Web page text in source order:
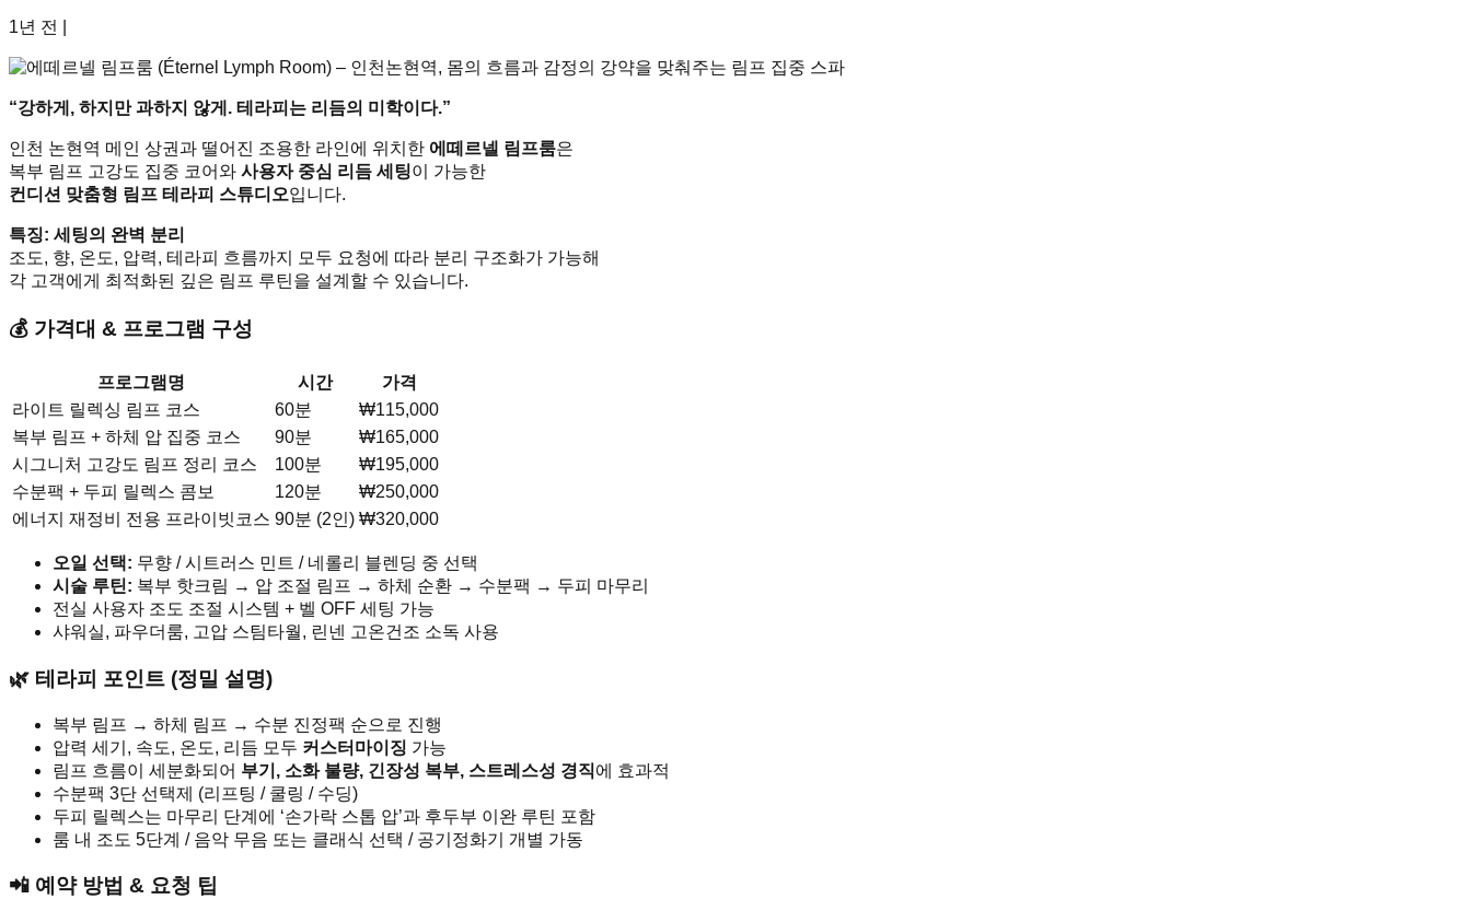
1년 전
“강하게, 하지만 과하지 않게. 테라피는 리듬의 미학이다.”
인천 논현역 메인 상권과 떨어진 조용한 라인에 위치한 에떼르넬 림프룸은
복부 림프 고강도 집중 코어와 사용자 중심 리듬 세팅이 가능한
컨디션 맞춤형 림프 테라피 스튜디오입니다.
특징: 세팅의 완벽 분리
조도, 향, 온도, 압력, 테라피 흐름까지 모두 요청에 따라 분리 구조화가 가능해
각 고객에게 최적화된 깊은 림프 루틴을 설계할 수 있습니다.
💰 가격대 & 프로그램 구성
프로그램명 시간
가격
라이트 릴렉싱 림프 코스
60분
₩115,000
복부 림프 + 하체 압 집중 코스
90분
₩165,000
시그니처 고강도 림프 정리 코스
100분
₩195,000
수분팩 + 두피 릴렉스 콤보
120분
₩250,000
에너지 재정비 전용 프라이빗코스 90분 (2인) ₩320,000
오일 선택: 무향 / 시트러스 민트 / 네롤리 블렌딩 중 선택
시술 루틴: 복부 핫크림 → 압 조절 림프 → 하체 순환 → 수분팩 → 두피 마무리
전실 사용자 조도 조절 시스템 + 벨 OFF 세팅 가능
샤워실, 파우더룸, 고압 스팀타월, 린넨 고온건조 소독 사용
🌿 테라피 포인트 (정밀 설명)
복부 림프 → 하체 림프 → 수분 진정팩 순으로 진행
압력 세기, 속도, 온도, 리듬 모두 커스터마이징 가능
림프 흐름이 세분화되어 부기, 소화 불량, 긴장성 복부, 스트레스성 경직에 효과적
수분팩 3단 선택제 (리프팅 / 쿨링 / 수딩)
두피 릴렉스는 마무리 단계에 ‘손가락 스톱 압’과 후두부 이완 루틴 포함
룸 내 조도 5단계 / 음악 무음 또는 클래식 선택 / 공기정화기 개별 가동
📲 예약 방법 & 요청 팁